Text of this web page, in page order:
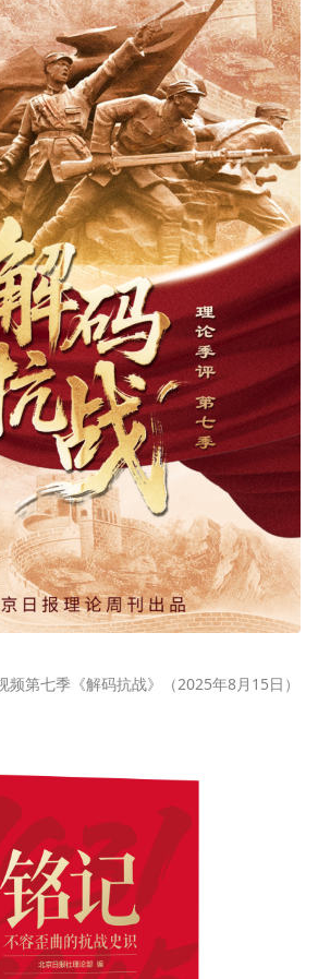
频第七季《解码抗战》（2025年8月15日）